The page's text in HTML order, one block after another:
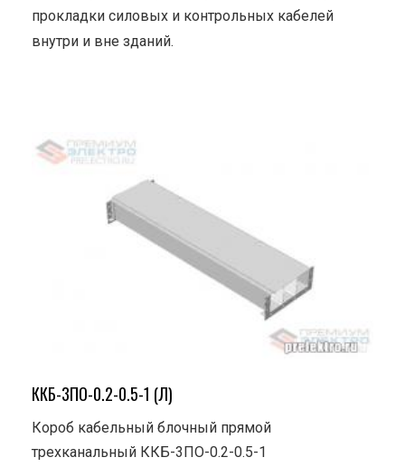
прокладки силовых и контрольных кабелей
внутри и вне зданий.
ККБ-3ПО-0.2-0.5-1 (Л)
Короб кабельный блочный прямой
трехканальный ККБ-3ПО-0.2-0.5-1